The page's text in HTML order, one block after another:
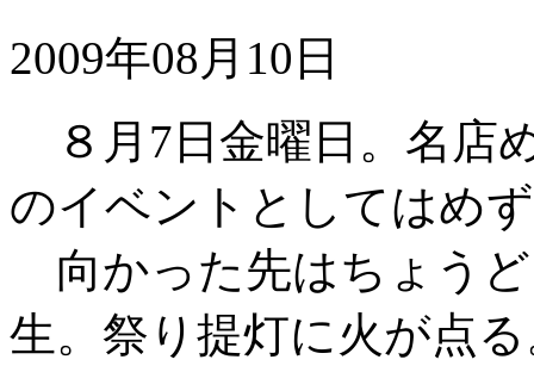
2009年08月10日
８月7日金曜日。名店
のイベントとしてはめ
向かった先はちょう
生。祭り提灯に火が点